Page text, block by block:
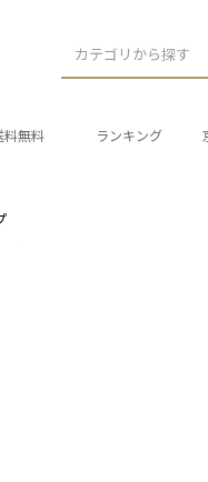
カテゴリから探す
料無料 ランキング